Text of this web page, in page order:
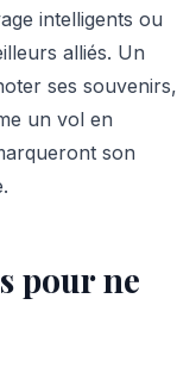
intelligents ou
alliés. Un
ses souvenirs,
un vol en
son
pour ne